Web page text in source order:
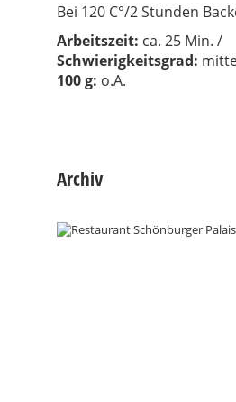
Bei 120 C°/2 Stunden
Arbeitszeit: ca. 25 Min. /
Schwierigkeitsgrad:
100 g: o.A.
Archiv